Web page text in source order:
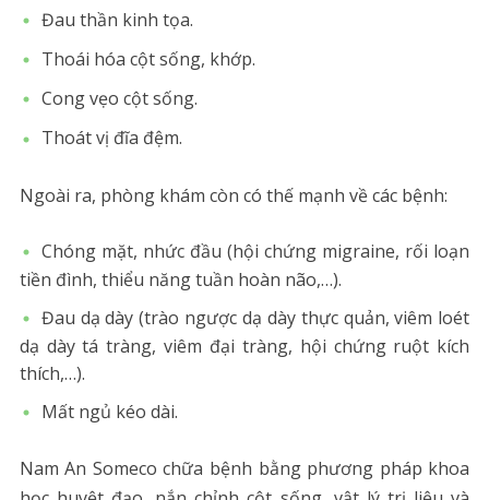
Đau thần kinh tọa.
Thoái hóa cột sống, khớp.
Cong vẹo cột sống.
Thoát vị đĩa đệm.
Ngoài ra, phòng khám còn có thế mạnh về các bệnh:
Chóng mặt, nhức đầu (hội chứng migraine, rối loạn
tiền đình, thiểu năng tuần hoàn não,…).
Đau dạ dày (trào ngược dạ dày thực quản, viêm loét
dạ dày tá tràng, viêm đại tràng, hội chứng ruột kích
thích,…).
Mất ngủ kéo dài.
Nam An Someco chữa bệnh bằng phương pháp khoa